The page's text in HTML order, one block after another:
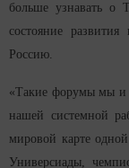
больше узнавать о
состояние
Россию.
«Такие форумы мы и
нашей системной
мировой карте
Универсиады,